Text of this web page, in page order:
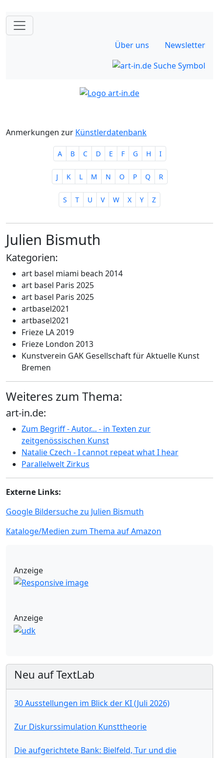
Über uns Newsletter
Anmerkungen zur Künstlerdatenbank
A B C D E F G H I
J K L M N O P Q R
S T U V W X Y Z
Julien Bismuth
Kategorien:
art basel miami beach 2014
art basel Paris 2025
art basel Paris 2025
artbasel2021
artbasel2021
Frieze LA 2019
Frieze London 2013
Kunstverein GAK Gesellschaft für Aktuelle Kunst
Bremen
Weiteres zum Thema:
art-in.de:
Zum Begriff - Autor... - in Texten zur
zeitgenössischen Kunst
Natalie Czech - I cannot repeat what I hear
Parallelwelt Zirkus
Externe Links:
Google Bildersuche zu Julien Bismuth
Kataloge/Medien zum Thema auf Amazon
Anzeige
Anzeige
Neu auf TextLab
30 Ausstellungen im Blick der KI (Juli 2026)
Zur Diskurssimulation Kunsttheorie
Die aufgerichtete Bank: Bielfeld, Tur und die